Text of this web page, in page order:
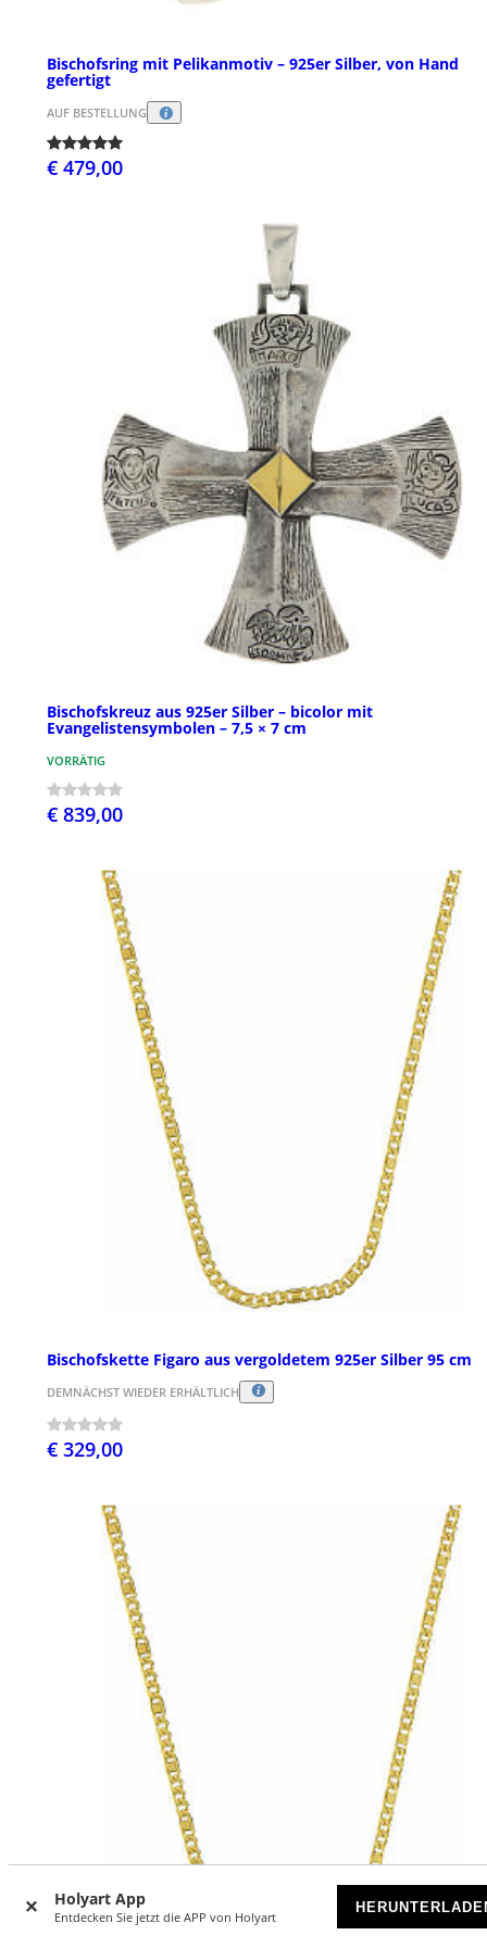
Holyart App
Entdecken Sie jetzt die APP von Holyart
Bischofsring mit Pelikanmotiv – 925er Silber, von Hand
gefertigt
AUF BESTELLUNG
€ 479,00
Bischofskreuz aus 925er Silber – bicolor mit
Evangelistensymbolen – 7,5 × 7 cm
VORRÄTIG
€ 839,00
Bischofskette Figaro aus vergoldetem 925er Silber 95 cm
DEMNÄCHST WIEDER ERHÄLTLICH
€ 329,00